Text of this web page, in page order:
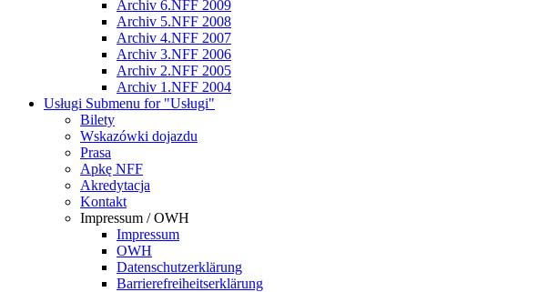
Archiv 6.NFF 2009
Archiv 5.NFF 2008
Archiv 4.NFF 2007
Archiv 3.NFF 2006
Archiv 2.NFF 2005
Archiv 1.NFF 2004
Usługi Submenu for "Usługi"
Bilety
Wskazówki dojazdu
Prasa
Apkę NFF
Akredytacja
Kontakt
Impressum / OWH
Impressum
OWH
Datenschutzerklärung
Barrierefreiheitserklärung